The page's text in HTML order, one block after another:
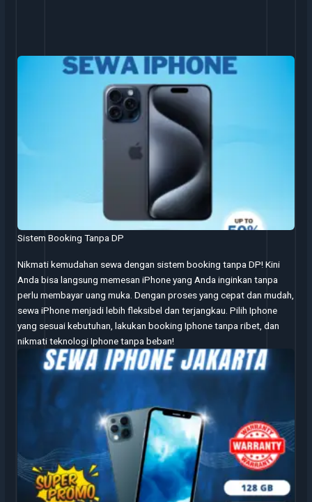
Sistem Booking Tanpa DP
Nikmati kemudahan sewa dengan sistem booking tanpa DP! Kini
Anda bisa langsung memesan iPhone yang Anda inginkan tanpa
perlu membayar uang muka. Dengan proses yang cepat dan mudah,
sewa iPhone menjadi lebih fleksibel dan terjangkau. Pilih Iphone
yang sesuai kebutuhan, lakukan booking Iphone tanpa ribet, dan
nikmati teknologi Iphone tanpa beban!